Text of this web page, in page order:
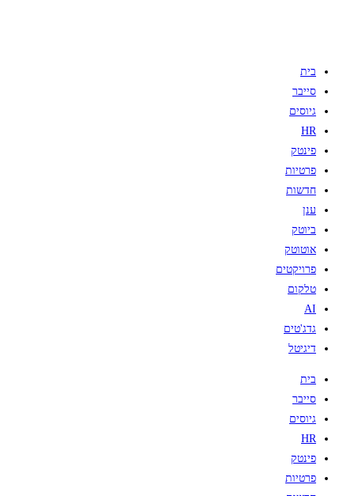
בית
סייבר
גיוסים
HR
פינטק
פרטיות
חדשות
ענן
ביוטק
אוטוטק
פרויקטים
טלקום
AI
גדג'טים
דיגיטל
בית
סייבר
גיוסים
HR
פינטק
פרטיות